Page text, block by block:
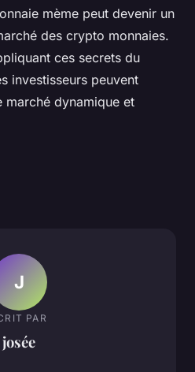
mème peut devenir un
des crypto monnaies.
ces secrets du
investisseurs peuvent
marché dynamique et
J
PAR
josée